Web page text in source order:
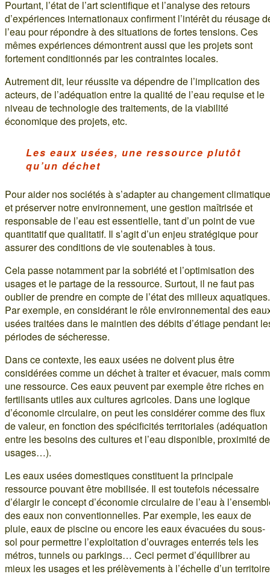
Pourtant, l’état de l’art scientifique et l’analyse des retours
d’expériences internationaux confirment l’intérêt du réusage
l’eau pour répondre à des situations de fortes tensions. Ces
mêmes expériences démontrent aussi que les projets sont
fortement conditionnés par les contraintes locales.
Autrement dit, leur réussite va dépendre de l’implication des
acteurs, de l’adéquation entre la qualité de l’eau requise et le
niveau de technologie des traitements, de la viabilité
économique des projets, etc.
Les eaux usées, une ressource plutôt
qu’un déchet
Pour aider nos sociétés à s’adapter au changement climatique
et préserver notre environnement, une gestion maîtrisée et
responsable de l’eau est essentielle, tant d’un point de vue
quantitatif que qualitatif. Il s’agit d’un enjeu stratégique pour
assurer des conditions de vie soutenables à tous.
Cela passe notamment par la sobriété et l’optimisation des
usages et le partage de la ressource. Surtout, il ne faut pas
oublier de prendre en compte de l’état des milieux aquatiques.
Par exemple, en considérant le rôle environnemental des
usées traitées dans le maintien des débits d’étiage pendant
périodes de sécheresse.
Dans ce contexte, les eaux usées ne doivent plus être
considérées comme un déchet à traiter et évacuer, mais
une ressource. Ces eaux peuvent par exemple être riches en
fertilisants utiles aux cultures agricoles. Dans une logique
d’économie circulaire, on peut les considérer comme des flux
de valeur, en fonction des spécificités territoriales (adéquation
entre les besoins des cultures et l’eau disponible, proximité
usages…).
Les eaux usées domestiques constituent la principale
ressource pouvant être mobilisée. Il est toutefois nécessaire
d’élargir le concept d’économie circulaire de l’eau à
des eaux non conventionnelles. Par exemple, les eaux de
pluie, eaux de piscine ou encore les eaux évacuées du sous-
sol pour permettre l’exploitation d’ouvrages enterrés tels les
métros, tunnels ou parkings… Ceci permet d’équilibrer au
mieux les usages et les prélèvements à l’échelle d’un